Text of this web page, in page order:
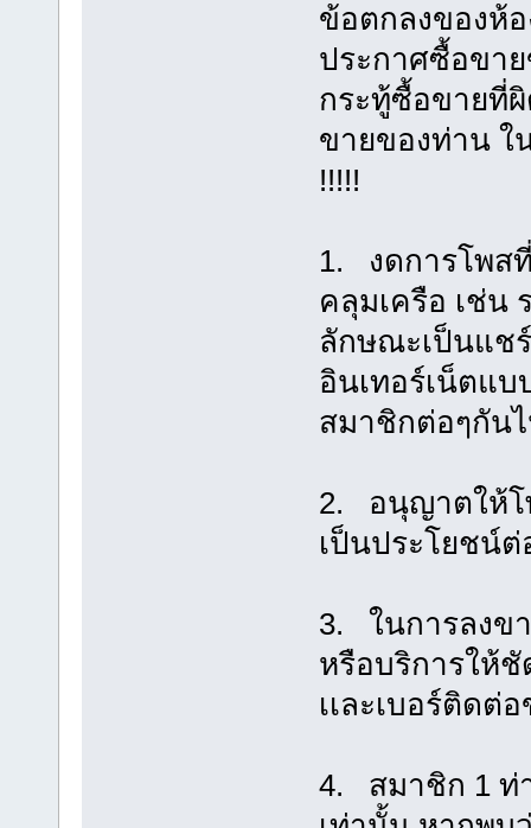
ข้อตกลงของห้
ประกาศซื้อขา
กระทู้ซื้อขายที่
ขายของท่าน ใ
!!!!!
1. งดการโพส
คลุมเครือ เช่น
ลักษณะเป็นแช
อินเทอร์เน็ตแ
สมาชิกต่อๆกัน
2. อนุญาตให้โ
เป็นประโยชน์
3. ในการลงข
หรือบริการให้
เเละเบอร์ติดต่
4. สมาชิก 1 ท่